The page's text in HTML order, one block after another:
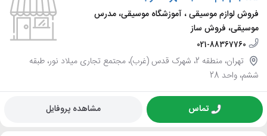
فروش لوازم موسیقی ، آموزشگاه موسیقی، مدرس
موسیقی، فروش ساز
021-88367760
تهران، منطقه 2، شهرک قدس (غرب)، مجتمع تجاری میلاد نور، طبقه
ششم، واحد 28
تماس مشاهده پروفایل